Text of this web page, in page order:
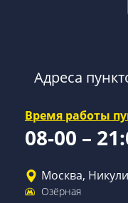
Адреса
Время работы
08-00 –
Москва,
Озёрная